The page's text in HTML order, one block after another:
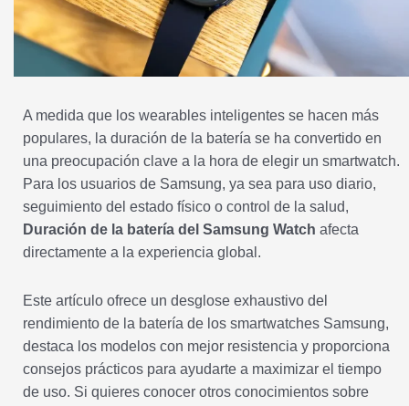
A medida que los wearables inteligentes se hacen más
populares, la duración de la batería se ha convertido en
una preocupación clave a la hora de elegir un smartwatch.
Para los usuarios de Samsung, ya sea para uso diario,
seguimiento del estado físico o control de la salud,
Duración de la batería del Samsung Watch afecta
directamente a la experiencia global.
Este artículo ofrece un desglose exhaustivo del
rendimiento de la batería de los smartwatches Samsung,
destaca los modelos con mejor resistencia y proporciona
consejos prácticos para ayudarte a maximizar el tiempo
de uso. Si quieres conocer otros conocimientos sobre